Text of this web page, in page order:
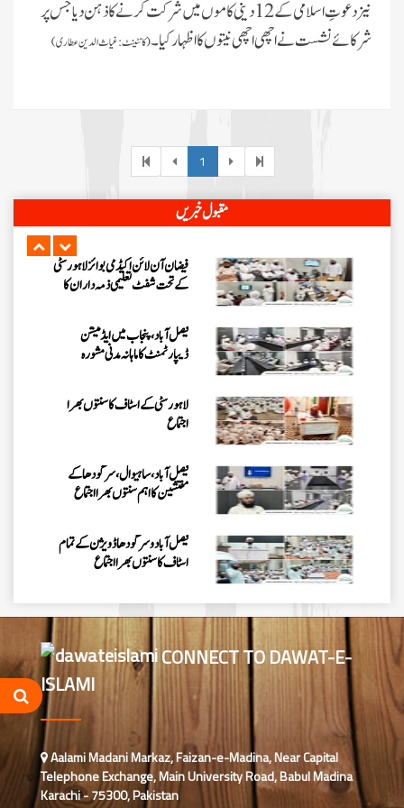
نیز دعوتِ اسلامی کے 12 دینی کاموں میں شرکت کرنے کا ذہن دیا جس پر
شرکائے نشست نےاچھی اچھی نیتوں کا اظہا رکیا۔(کانٹینٹ:غیاث الدین عطاری)
1
مقبول خبریں
ناظمین کا 2 دن پر مشتمل اجتماع
شعبہ فیضان آن لائن اکیڈمی گرلز کا
شفٹ تعلیمی ذمہ داران کا سنتوں بھرا
اجتماع
مرکزی جامعۃ المدینہ لاہور میں ”
حلال فوڈ کورس “پر اہم بریفنگ
فیضان آن لائن اکیڈمی بوائز لاہور سٹی
کے تحت شفٹ تعلیمی ذمہ داران کا
فیصل آباد، پنجاب میں ایڈمیشن
ڈیپارٹمنٹ کا ماہانہ مدنی مشورہ
لاہور سٹی کے اسٹاف کا سنتوں بھرا
اجتماع
فیصل آباد، ساہیوال، سرگودھا کے
مفتشین کا اہم سنتوں بھرا اجتماع
فیصل آباد وسرگودھا ڈویژن کے تمام
اسٹاف کا سنتوں بھرااجتماع
فیصل آباد میں کنزالمدارس کے امتحانی
نظام کا جائزہ، بہتری اور باہمی اتفاق
کے اقدامات پر زور
اسلام آباد میں روڈ سیفٹی اور منشیات و
تمباکو نوشی کے تدارک پر سیمینار کا
انعقاد
اسلام آباد میں پاکستان کے شفٹ
ناظمین کا 2 دن پر مشتمل اجتماع
CONNECT TO DAWAT-E-
ISLAMI
Aalami Madani Markaz, Faizan-e-Madina, Near Capital
Telephone Exchange, Main University Road, Babul Madina
Karachi - 75300, Pakistan